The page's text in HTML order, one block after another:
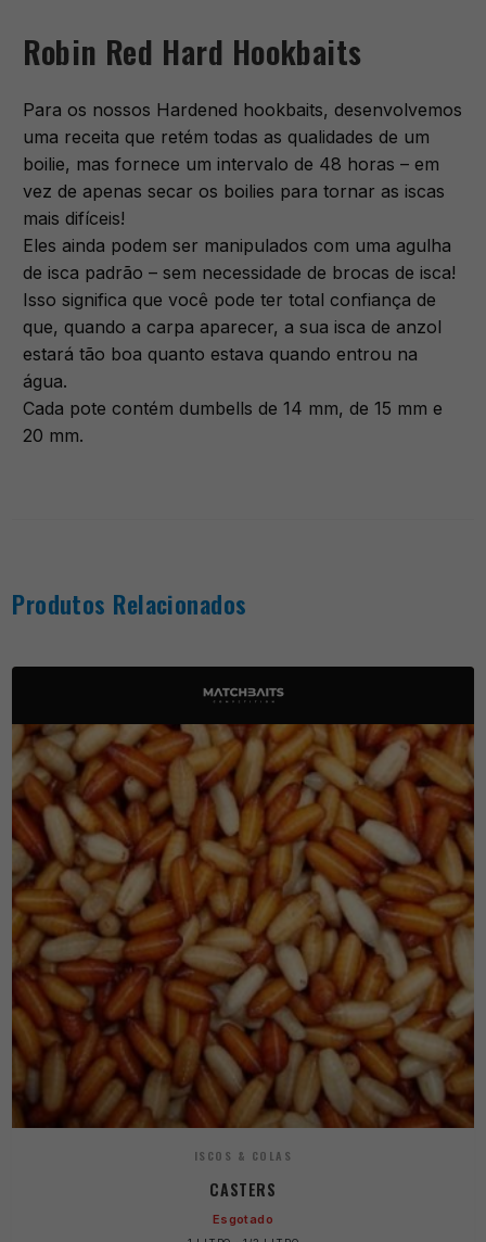
Robin Red Hard Hookbaits
Para os nossos Hardened hookbaits, desenvolvemos
uma receita que retém todas as qualidades de um
boilie, mas fornece um intervalo de 48 horas – em
vez de apenas secar os boilies para tornar as iscas
mais difíceis!
Eles ainda podem ser manipulados com uma agulha
de isca padrão – sem necessidade de brocas de isca!
Isso significa que você pode ter total confiança de
que, quando a carpa aparecer, a sua isca de anzol
estará tão boa quanto estava quando entrou na
água.
Cada pote contém dumbells de 14 mm, de 15 mm e
20 mm.
Produtos Relacionados
ISCOS & COLAS
CASTERS
Esgotado